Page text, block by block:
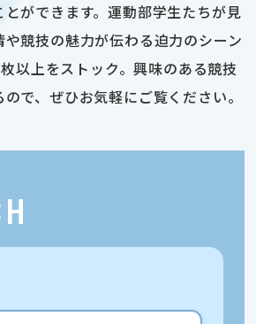
ができます。運動部学生たちが見
競技の魅力が伝わる迫力のシーン
以上をストック。興味のある競技
で、ぜひお気軽にご覧ください。